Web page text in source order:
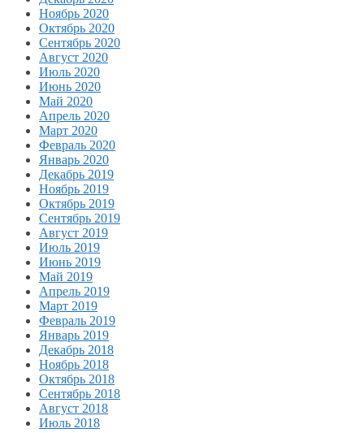
Ноябрь 2020
Октябрь 2020
Сентябрь 2020
Август 2020
Июль 2020
Июнь 2020
Май 2020
Апрель 2020
Март 2020
Февраль 2020
Январь 2020
Декабрь 2019
Ноябрь 2019
Октябрь 2019
Сентябрь 2019
Август 2019
Июль 2019
Июнь 2019
Май 2019
Апрель 2019
Март 2019
Февраль 2019
Январь 2019
Декабрь 2018
Ноябрь 2018
Октябрь 2018
Сентябрь 2018
Август 2018
Июль 2018